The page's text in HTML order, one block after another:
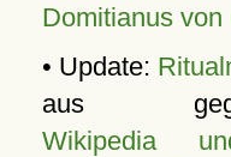
Domitianus von
• Update:
aus
Wikipedia